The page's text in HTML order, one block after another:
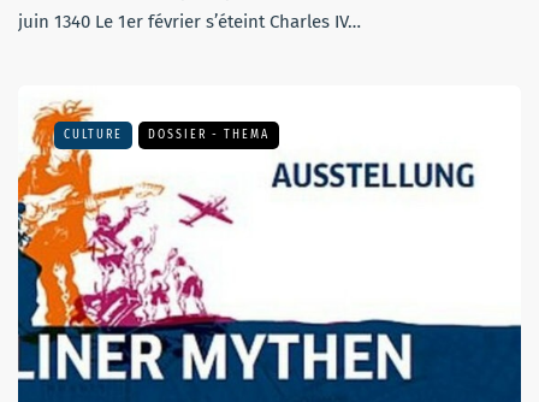
juin 1340 Le 1er février s’éteint Charles IV…
CULTURE DOSSIER - THEMA